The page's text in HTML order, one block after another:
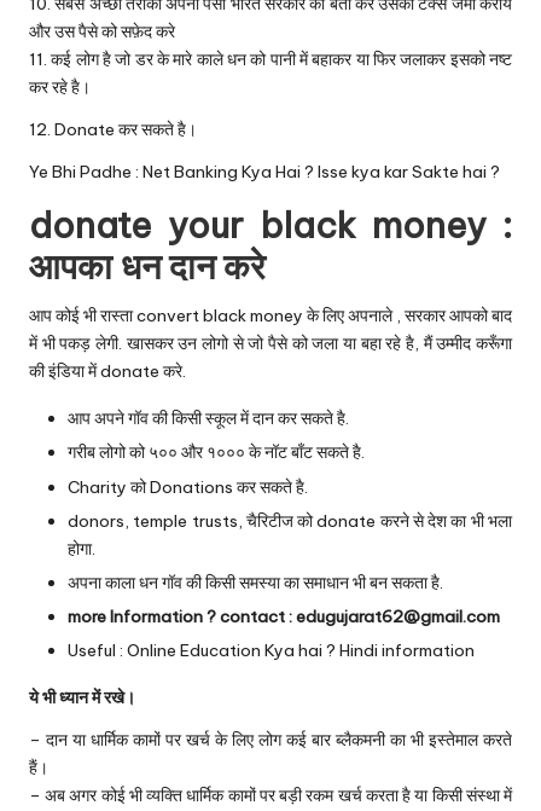
और उस पैसे को सफ़ेद करे
11. कई लोग है जो डर के मारे काले धन को पानी में बहाकर या फिर जलाकर इसको नष्ट
कर रहे है।
12. Donate कर सकते है।
Ye Bhi Padhe : Net Banking Kya Hai ? Isse kya kar Sakte hai ?
donate your black money :
आपका धन दान करे
आप कोई भी रास्ता convert black money के लिए अपनाले , सरकार आपको बाद
में भी पकड़ लेगी. खासकर उन लोगो से जो पैसे को जला या बहा रहे है, मैं उम्मीद करूँगा
की इंडिया में donate करे.
आप अपने गॉव की किसी स्कूल में दान कर सकते है.
गरीब लोगो को ५०० और १००० के नॉट बाँट सकते है.
Charity को Donations कर सकते है.
donors, temple trusts, चैरिटीज को donate करने से देश का भी भला
होगा.
अपना काला धन गॉव की किसी समस्या का समाधान भी बन सकता है.
more Information ? contact : edugujarat62@gmail.com
Useful : Online Education Kya hai ? Hindi information
ये भी ध्यान में रखे।
– दान या धार्मिक कामों पर खर्च के लिए लोग कई बार ब्लैकमनी का भी इस्तेमाल करते
हैं।
– अब अगर कोई भी व्यक्ति धार्मिक कामों पर बड़ी रकम खर्च करता है या किसी संस्था में